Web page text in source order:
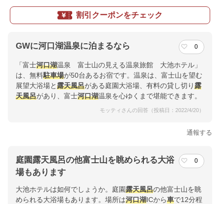
割引クーポンをチェック
GWに河口湖温泉に泊まるなら 0
「富士河口湖温泉 富士山の見える温泉旅館 大池ホテル」
は、無料駐車場が50台あるお宿です。温泉は、富士山を望む
展望大浴場と露天風呂がある庭園大浴場、有料の貸し切り露
天風呂があり、富士河口湖温泉を心ゆくまで堪能できます。
モッティさんの回答（投稿日：2022/4/20）
通報する
庭園露天風呂の他富士山を眺められる大浴
場もあります
0
大池ホテルは如何でしょうか。庭園露天風呂の他富士山を眺
められる大浴場もあります。場所は河口湖ICから車で12分程